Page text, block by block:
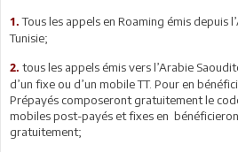
1.Tous les appels en Roaming émis depuis
Tunisie;
2. tous les appels émis vers l’Arabie
d’un fixe ou d’un mobile TT. Pour en
Prépayés composeront gratuitement le
mobiles post-payés et fixes en
gratuitement;